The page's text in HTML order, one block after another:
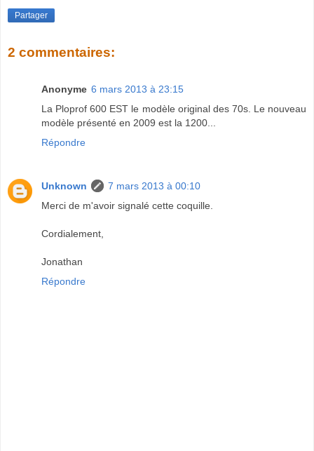
Partager
2 commentaires:
Anonyme 6 mars 2013 à 23:15
La Ploprof 600 EST le modèle original des 70s. Le nouveau
modèle présenté en 2009 est la 1200...
Répondre
Unknown
7 mars 2013 à 00:10
Merci de m'avoir signalé cette coquille.
Cordialement,
Jonathan
Répondre